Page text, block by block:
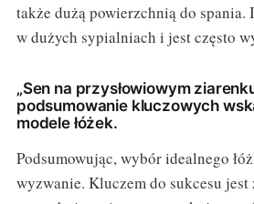
także dużą powierzchnią do spania.
w dużych sypialniach i jest często
„Sen na przysłowiowym
podsumowanie kluczowych
modele łóżek.
Podsumowując, wybór idealnego
wyzwanie. Kluczem do sukcesu